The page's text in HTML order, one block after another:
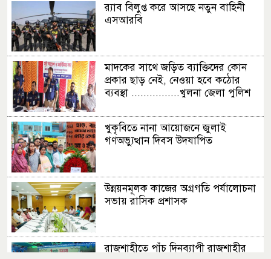
র‍্যাব বিলুপ্ত করে আসছে নতুন বাহিনী
এসআরবি
মাদকের সাথে জড়িত ব্যাক্তিদের কোন
প্রকার ছাড় নেই, নেওয়া হবে কঠোর
ব্যবস্থা ................খুলনা জেলা পুলিশ
খুকৃবিতে নানা আয়োজনে জুলাই
গণঅভ্যুত্থান দিবস উদযাপিত
উন্নয়নমূলক কাজের অগ্রগতি পর্যালোচনা
সভায় রাসিক প্রশাসক
রাজশাহীতে পাঁচ দিনব্যাপী রাজশাহীর